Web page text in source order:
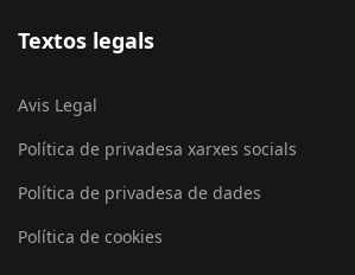
Textos legals
Avis Legal
Política de privadesa xarxes socials
Política de privadesa de dades
Política de cookies